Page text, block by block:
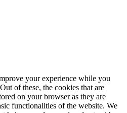
your experience while you
of these, the cookies that are
on your browser as they are
functionalities of the website. We